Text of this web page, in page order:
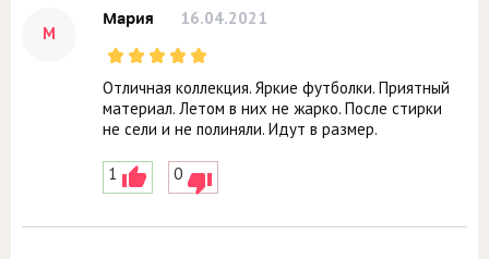
М
Мария 16.04.2021
Отличная коллекция. Яркие футболки. Приятный
материал. Летом в них не жарко. После стирки
не сели и не полиняли. Идут в размер.
1 0